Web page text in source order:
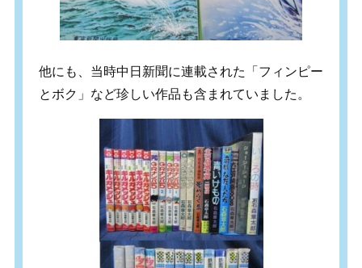
他にも、当時中日新聞に連載された「フィンピー
とボク」など珍しい作品も含まれていました。